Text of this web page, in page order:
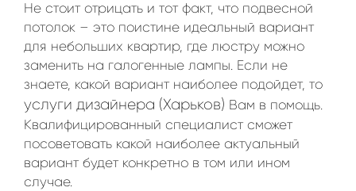
Не стоит отрицать и тот факт, что подвесной
потолок – это поистине идеальный вариант
для небольших квартир, где люстру можно
заменить на галогенные лампы. Если не
знаете, какой вариант наиболее подойдет, то
услуги дизайнера (Харьков) Вам в помощь.
Квалифицированный специалист сможет
посоветовать какой наиболее актуальный
вариант будет конкретно в том или ином
случае.